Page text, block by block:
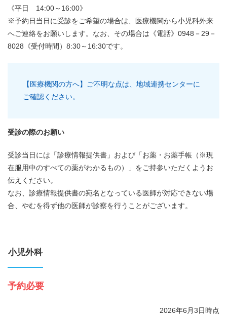
《平日 14:00～16:00》
※予約日当日に受診をご希望の場合は、医療機関から小児科外来
へご連絡をお願いします。なお、その場合は《電話》0948－29－
8028《受付時間）8:30～16:30です。
【医療機関の方へ】ご不明な点は、地域連携センターに
ご確認ください。
受診の際のお願い
受診当日には「診療情報提供書」および「お薬・お薬手帳（※現
在服用中のすべての薬がわかるもの）」をご持参いただくようお
伝えください。
なお、診療情報提供書の宛名となっている医師が対応できない場
合、やむを得ず他の医師が診察を行うことがございます。
小児外科
予約必要
2026年6月3日時点